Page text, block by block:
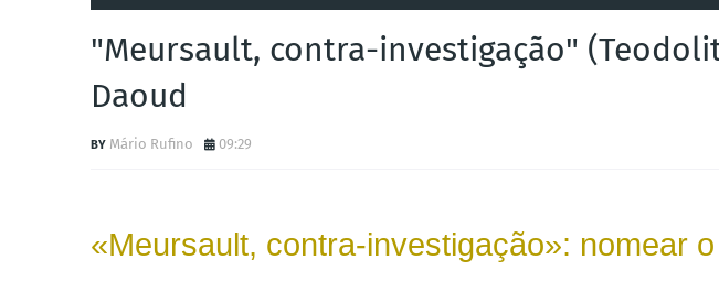
"Meursault, contra-investigação"
Daoud
Mário Rufino 09:29
«Meursault, contra-investigação»: nomear